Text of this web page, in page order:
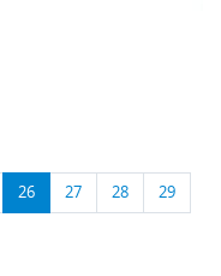
26 27 28 29